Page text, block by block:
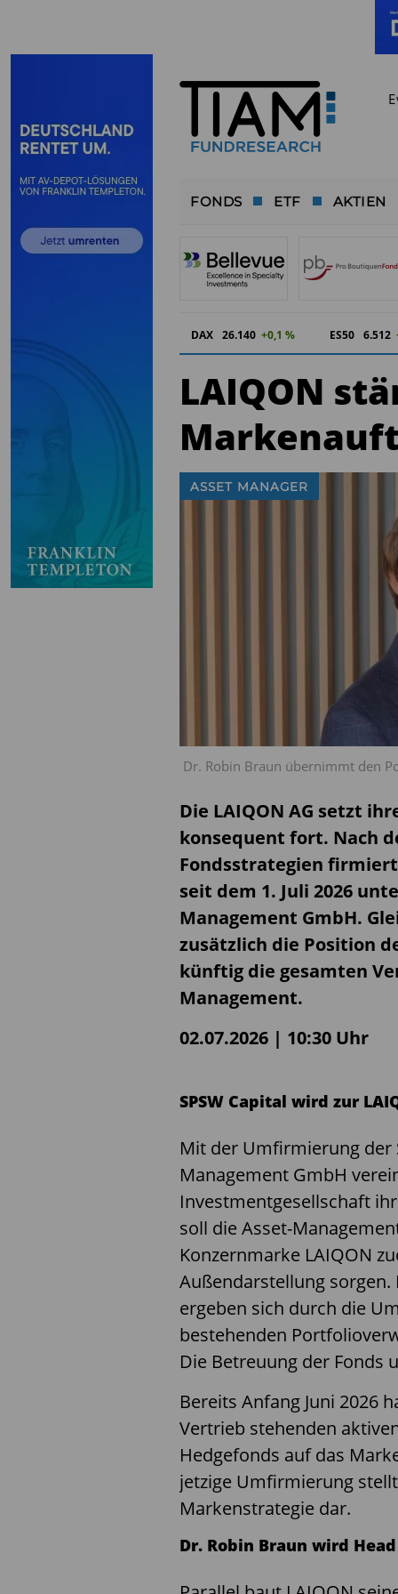
FONDS ETF AKTIEN
DAX 26.140 +0,1 % ES50 6.512
LAIQON
Dr. Robin Braun übernimmt den
ASSET MANAGER
Die LAIQON AG setzt
konsequent fort. Nach
Fondsstrategien firmiert
seit dem 1. Juli 2026
Management GmbH.
zusätzlich die Position
künftig die gesamten
Management.
02.07.2026 | 10:30 Uhr
SPSW Capital wird zur
Mit der Umfirmierung der
Management GmbH
Investmentgesellschaft
soll die Asset-
Konzernmarke LAIQON
Außendarstellung
ergeben sich durch die
bestehenden
Die Betreuung der Fonds
Bereits Anfang Juni 2026
Vertrieb stehenden
Hedgefonds auf das
jetzige Umfirmierung
Markenstrategie dar.
Dr. Robin Braun wird